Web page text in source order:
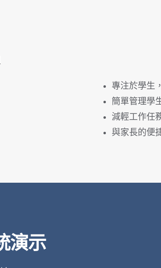
專注於學生
簡單管理學
減輕工作任
與家長的便
演示